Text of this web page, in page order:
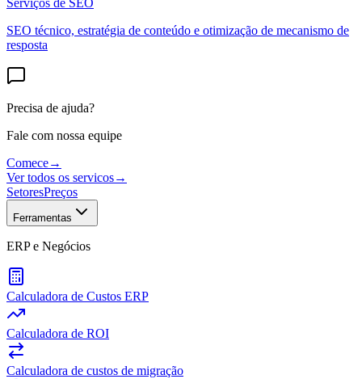
Serviços de SEO
SEO técnico, estratégia de conteúdo e otimização de mecanismo de
resposta
Precisa de ajuda?
Fale com nossa equipe
Comece→
Ver todos os servicos→
SetoresPreços
Ferramentas
ERP e Negócios
Calculadora de Custos ERP
Calculadora de ROI
Calculadora de custos de migração